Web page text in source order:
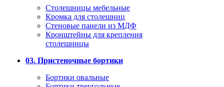
Столешницы мебельные
Кромка для столешниц
Стеновые панели из МДФ
Кронштейны для крепления
столешницы
03. Пристеночные бортики
Бортики овальные